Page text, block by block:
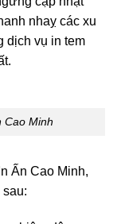
nhaỵ các xu
dịch vụ in tem
Cao Minh
Ấn Cao Minh,